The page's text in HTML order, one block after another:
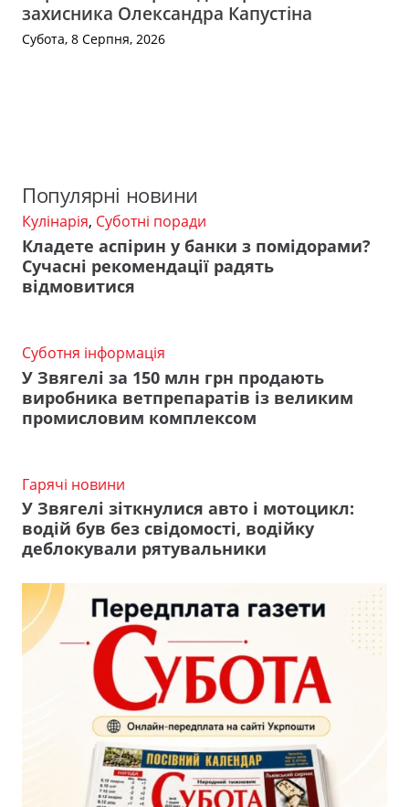
захисника Олександра Капустіна
Субота, 8 Серпня, 2026
Популярні новини
Кулінарія, Суботні поради
Кладете аспірин у банки з помідорами?
Сучасні рекомендації радять
відмовитися
Суботня інформація
У Звягелі за 150 млн грн продають
виробника ветпрепаратів із великим
промисловим комплексом
Гарячі новини
У Звягелі зіткнулися авто і мотоцикл:
водій був без свідомості, водійку
деблокували рятувальники